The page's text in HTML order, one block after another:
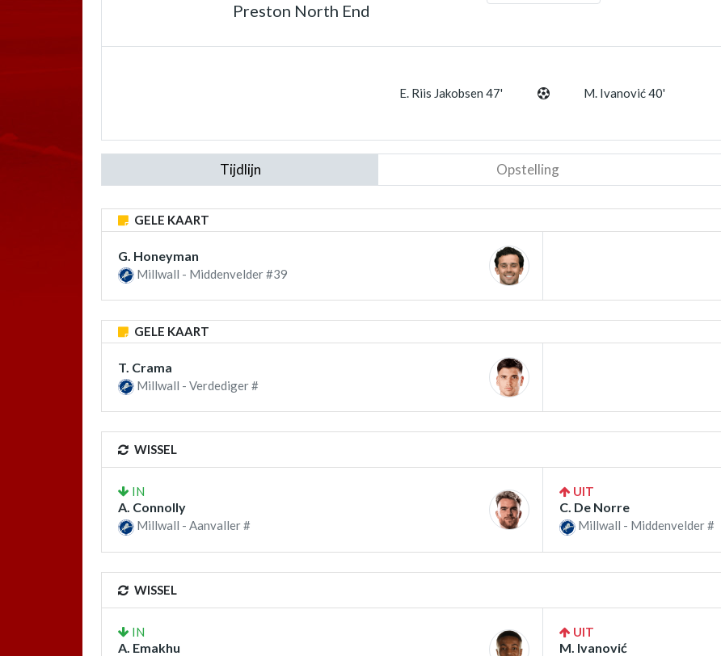
Preston North End
E. Riis Jakobsen 47' M. Ivanović 40'
Tijdlijn Opstelling
GELE KAART
G. Honeyman
Millwall - Middenvelder #39
GELE KAART
T. Crama
Millwall - Verdediger #
WISSEL
IN
A. Connolly
Millwall - Aanvaller #
UIT
C. De Norre
Millwall - Middenvelder #
WISSEL
IN
A. Emakhu
UIT
M. Ivanović